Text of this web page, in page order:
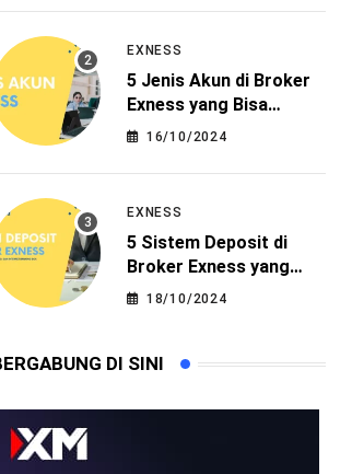
EXNESS
5 Jenis Akun di Broker
Exness yang Bisa
Menjadi Pilihan
16/10/2024
EXNESS
5 Sistem Deposit di
Broker Exness yang
Paling Mudah
18/10/2024
DI SINI